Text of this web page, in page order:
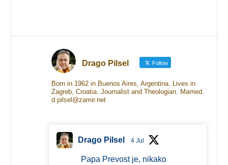
Drago Pilsel Follow
Born in 1962 in Buenos Aires, Argentina. Lives in
Zagreb, Croatia. Journalist and Theologian. Married.
d.pilsel@zamir.net
Drago Pilsel 4 Jul
Papa Prevost je, nikako